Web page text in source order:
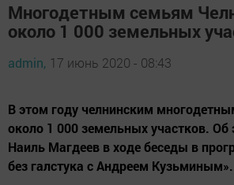
Многодетным семьям
около 1 000 земельных
admin, 17 июнь 2020 - 08:43
В этом году челнинским
около 1 000 земельных участков. Об
Наиль Магдеев в ходе беседы в
без галстука с Андреем Кузьминым».